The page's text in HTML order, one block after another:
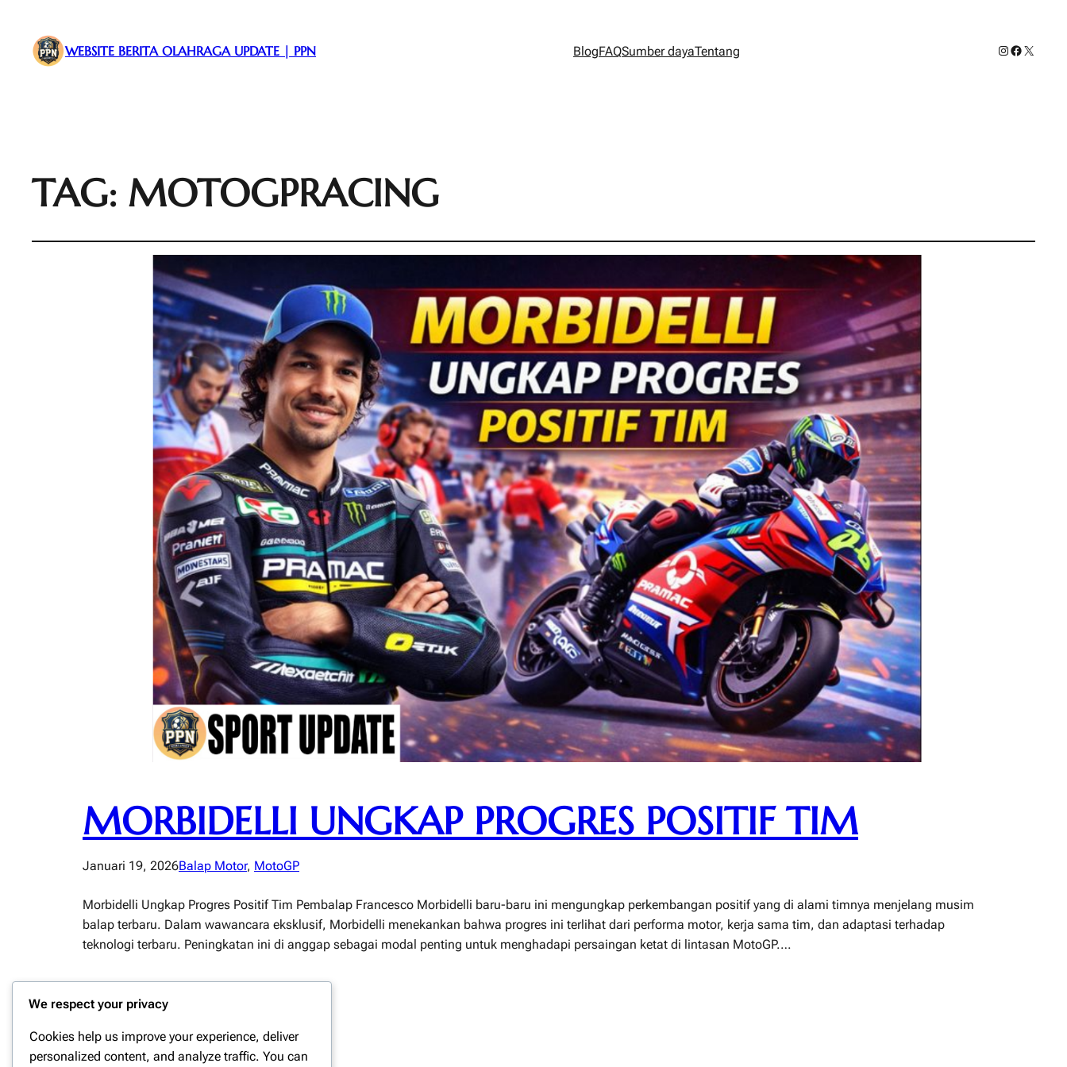
WEBSITE BERITA OLAHRAGA UPDATE | PPN BlogFAQSumber dayaTentang Instagram
Facebook
X
TAG: MOTOGPRACING
MORBIDELLI UNGKAP PROGRES POSITIF TIM
Januari 19, 2026Balap Motor, MotoGP
Morbidelli Ungkap Progres Positif Tim Pembalap Francesco Morbidelli baru-baru ini mengungkap perkembangan positif yang di alami timnya menjelang musim
balap terbaru. Dalam wawancara eksklusif, Morbidelli menekankan bahwa progres ini terlihat dari performa motor, kerja sama tim, dan adaptasi terhadap
teknologi terbaru. Peningkatan ini di anggap sebagai modal penting untuk menghadapi persaingan ketat di lintasan MotoGP.…
We respect your privacy
Cookies help us improve your experience, deliver
personalized content, and analyze traffic. You can